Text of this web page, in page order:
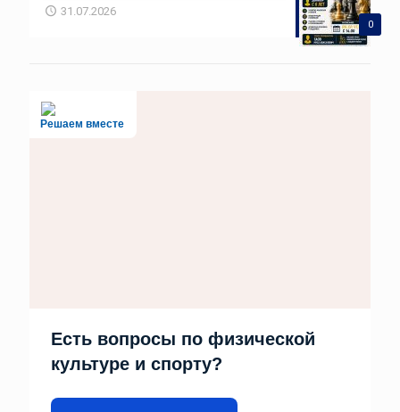
0
31.07.2026
Решаем вместе
Есть вопросы по физической
культуре и спорту?